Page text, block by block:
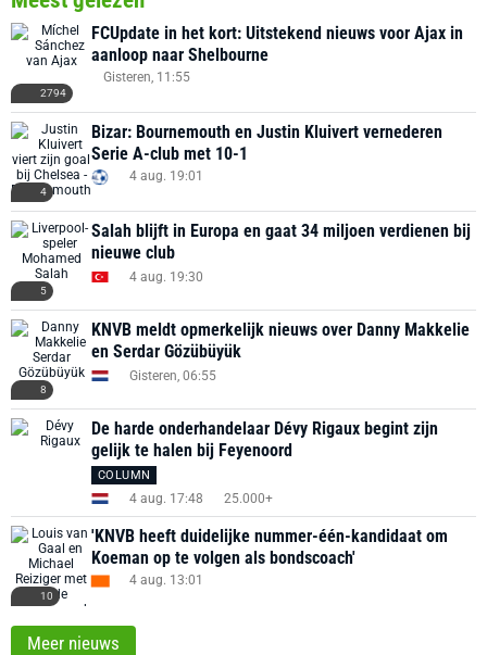
2794
FCUpdate in het kort: Uitstekend nieuws voor Ajax in
aanloop naar Shelbourne
Gisteren, 11:55
4
Bizar: Bournemouth en Justin Kluivert vernederen
Serie A-club met 10-1
4 aug. 19:01
5
Salah blijft in Europa en gaat 34 miljoen verdienen bij
nieuwe club
4 aug. 19:30
8
KNVB meldt opmerkelijk nieuws over Danny Makkelie
en Serdar Gözübüyük
Gisteren, 06:55
De harde onderhandelaar Dévy Rigaux begint zijn
gelijk te halen bij Feyenoord
COLUMN
4 aug. 17:48 25.000+
10
'KNVB heeft duidelijke nummer-één-kandidaat om
Koeman op te volgen als bondscoach'
4 aug. 13:01
Meer nieuws